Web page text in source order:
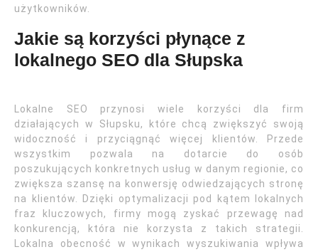
użytkowników.
Jakie są korzyści płynące z
lokalnego SEO dla Słupska
Lokalne SEO przynosi wiele korzyści dla firm
działających w Słupsku, które chcą zwiększyć swoją
widoczność i przyciągnąć więcej klientów. Przede
wszystkim pozwala na dotarcie do osób
poszukujących konkretnych usług w danym regionie, co
zwiększa szansę na konwersję odwiedzających stronę
na klientów. Dzięki optymalizacji pod kątem lokalnych
fraz kluczowych, firmy mogą zyskać przewagę nad
konkurencją, która nie korzysta z takich strategii.
Lokalna obecność w wynikach wyszukiwania wpływa